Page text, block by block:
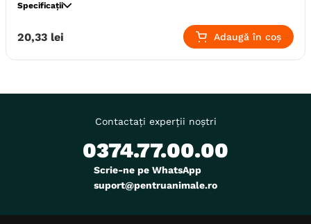
Specificații
Specie Animale Mici Pisici
Caini
20,33 lei Adaugă în coș
Contactați experții noștri
0374.77.00.00
Scrie-ne pe WhatsApp
suport@pentruanimale.ro